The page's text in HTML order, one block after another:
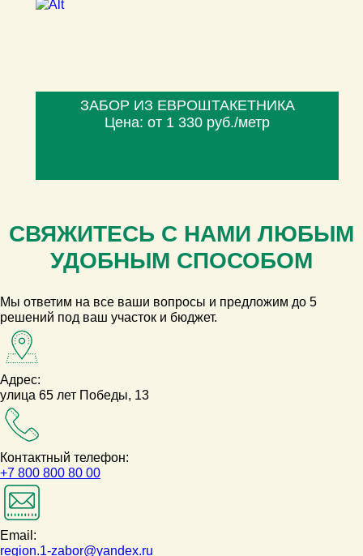
ЗАБОР ИЗ ЕВРОШТАКЕТНИКА
Цена: от 1 330 руб./метр
СВЯЖИТЕСЬ С НАМИ ЛЮБЫМ
УДОБНЫМ СПОСОБОМ
Мы ответим на все ваши вопросы и предложим до 5
решений под ваш участок и бюджет.
Адрес:
улица 65 лет Победы, 13
Контактный телефон:
+7 800 800 80 00
Email:
region.1-zabor@yandex.ru